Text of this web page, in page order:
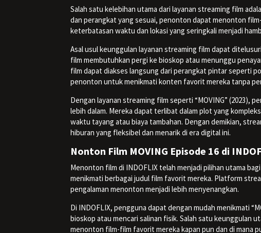
Salah satu kelebihan utama dari layanan streaming film
dan perangkat yang sesuai, penonton dapat menonton
keterbatasan waktu dan lokasi yang seringkali menjadi
Asal usul keunggulan layanan streaming film dapat
film membutuhkan pergi ke bioskop atau menunggu
film dapat diakses langsung dari perangkat pintar seperti
penonton untuk menikmati konten favorit mereka tanpa
Dengan layanan streaming film seperti “MOVING” (2023),
lebih dalam. Mereka dapat terlibat dalam plot yang
waktu tayang atau biaya tambahan. Dengan demikian,
hiburan yang fleksibel dan menarik di era digital ini.
Nonton Film MOVING Episode 16 di
Menonton film di INDOFLIX telah menjadi pilihan utama
menikmati berbagai judul film favorit mereka. Platform
pengalaman menonton menjadi lebih menyenangkan.
Di INDOFLIX, pengguna dapat dengan mudah menikmati
bioskop atau mencari salinan fisik. Salah satu keunggulan
menonton film-film favorit mereka kapan pun dan di mana